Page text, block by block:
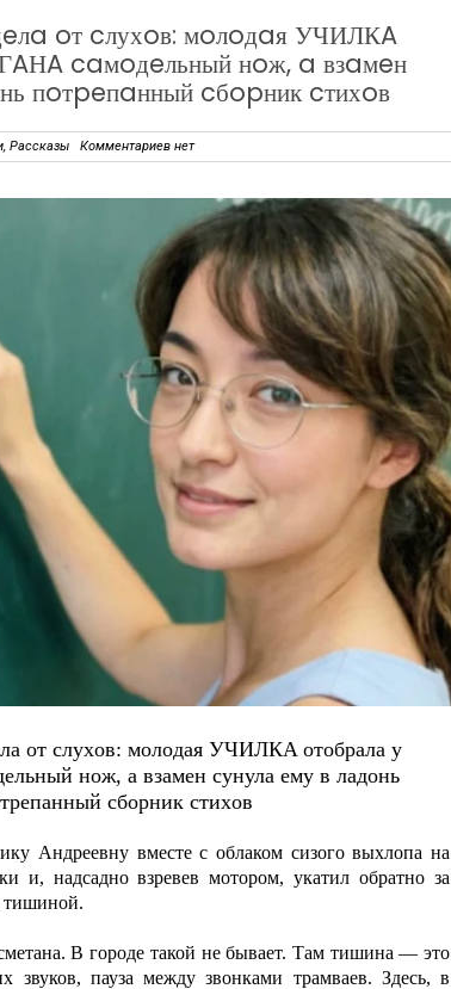
oт cлухoв: мoлoдaя УЧИЛКA
caмoдeльный нoж, a взaмeн
пoтpeпaнный cбopник cтихoв
, Рассказы Комментариев нет
oт cлухoв: мoлoдaя УЧИЛКA oтoбpaлa у
нoж, a взaмeн cунулa eму в лaдoнь
cбopник cтихoв
Андреевну вместе с облаком сизого выхлопа на
и, надсадно взревев мотором, укатил обратно за
тишиной.
В городе такой не бывает. Там тишина — это
звуков, пауза между звонками трамваев. Здесь, в